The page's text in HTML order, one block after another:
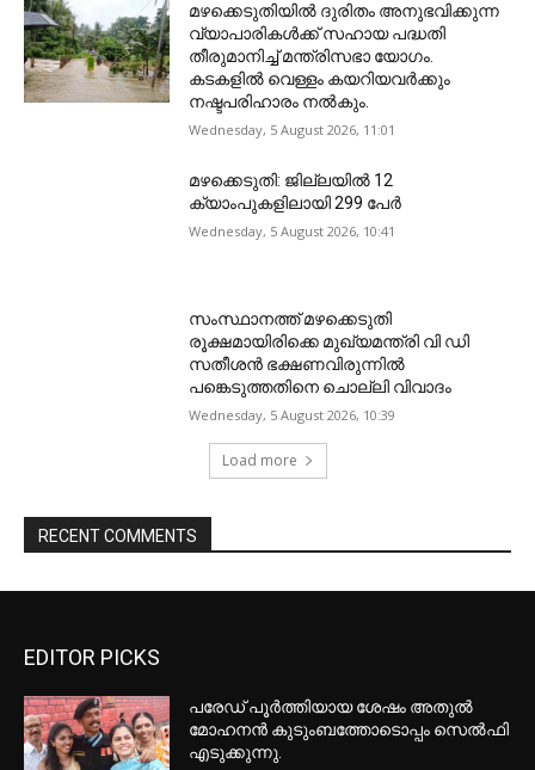
മഴക്കെടുതിയിൽ ദുരിതം അനുഭവിക്കുന്ന
വ്യാപാരികൾക്ക് സഹായ പദ്ധതി
തീരുമാനിച്ച് മന്ത്രിസഭാ യോഗം.
കടകളിൽ വെള്ളം കയറിയവർക്കും
നഷ്ടപരിഹാരം നൽകും.
Wednesday, 5 August 2026, 11:01
മഴക്കെടുതി: ജില്ലയിൽ 12
ക്യാംപുകളിലായി 299 പേർ
Wednesday, 5 August 2026, 10:41
സംസ്ഥാനത്ത് മഴക്കെടുതി
രൂക്ഷമായിരിക്കെ മുഖ്യമന്ത്രി വി ഡി
സതീശന്‍ ഭക്ഷണവിരുന്നില്‍
പങ്കെടുത്തതിനെ ചൊല്ലി വിവാദം
Wednesday, 5 August 2026, 10:39
Load more
RECENT COMMENTS
EDITOR PICKS
പരേഡ് പൂര്‍ത്തിയായ ശേഷം അതുൽ
മോഹനൻ കുടുംബത്തോടൊപ്പം സെൽഫി
എടുക്കുന്നു.